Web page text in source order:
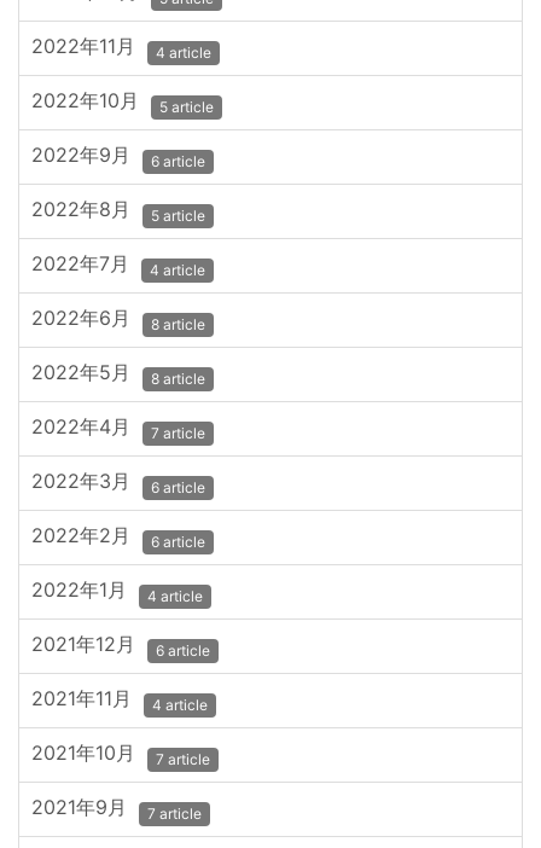
2022年11月 4 article
2022年10月 5 article
2022年9月 6 article
2022年8月 5 article
2022年7月 4 article
2022年6月 8 article
2022年5月 8 article
2022年4月 7 article
2022年3月 6 article
2022年2月 6 article
2022年1月 4 article
2021年12月 6 article
2021年11月 4 article
2021年10月 7 article
2021年9月 7 article